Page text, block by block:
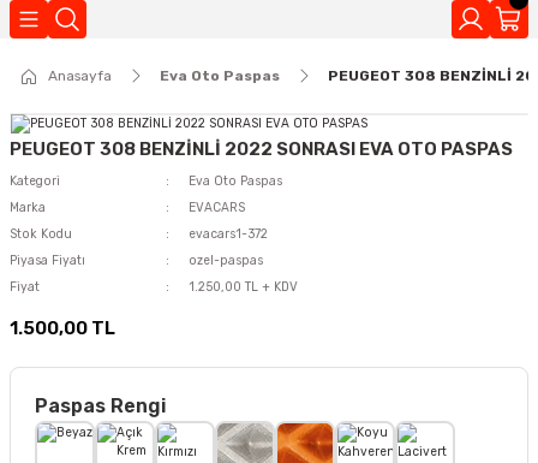
Anasayfa Eva Oto Paspas PEUGEOT 308 BENZİNLİ
PEUGEOT 308 BENZİNLİ 2022 SONRASI EVA OTO PASPAS
Kategori
Eva Oto Paspas
Marka
EVACARS
Stok Kodu
evacars1-372
Piyasa Fiyatı
ozel-paspas
Fiyat
1.250,00 TL + KDV
1.500,00 TL
Paspas Rengi